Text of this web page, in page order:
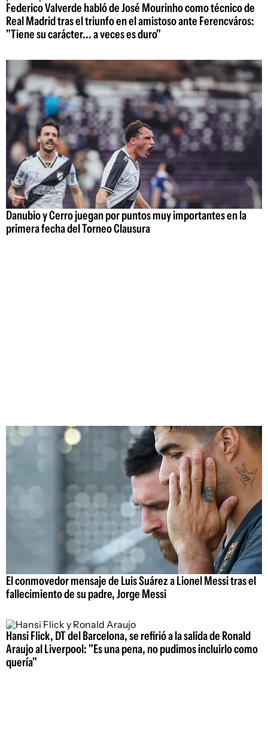
Federico Valverde habló de José Mourinho como técnico de
Real Madrid tras el triunfo en el amistoso ante Ferencváros:
"Tiene su carácter... a veces es duro"
Danubio y Cerro juegan por puntos muy importantes en la
primera fecha del Torneo Clausura
El conmovedor mensaje de Luis Suárez a Lionel Messi tras el
fallecimiento de su padre, Jorge Messi
Hansi Flick, DT del Barcelona, se refirió a la salida de Ronald
Araujo al Liverpool: "Es una pena, no pudimos incluirlo como
quería"